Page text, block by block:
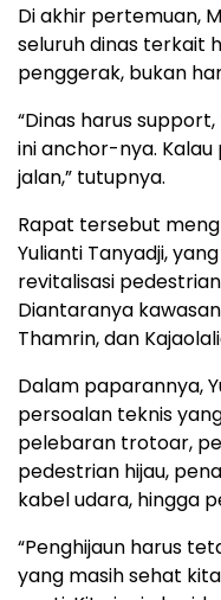
Di akhir pertemuan,
seluruh dinas terkait
penggerak, bukan
“Dinas harus
ini anchor-nya.
jalan,” tutupnya.
Rapat tersebut
Yulianti Tanyadji,
revitalisasi
Diantaranya
Thamrin, dan
Dalam paparannya,
persoalan teknis
pelebaran trotoar,
pedestrian hijau,
kabel udara, hingga
“Penghijaun harus
yang masih sehat